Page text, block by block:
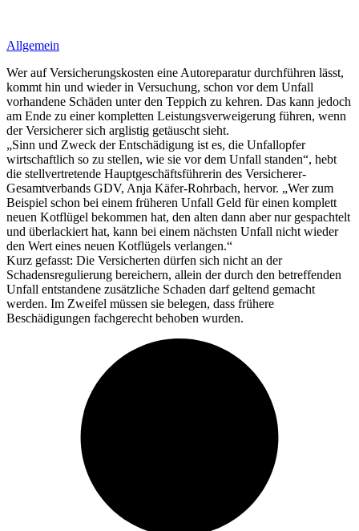
Allgemein
Wer auf Versicherungskosten eine Autoreparatur durchführen lässt,
kommt hin und wieder in Versuchung, schon vor dem Unfall
vorhandene Schäden unter den Teppich zu kehren. Das kann jedoch
am Ende zu einer kompletten Leistungsverweigerung führen, wenn
der Versicherer sich arglistig getäuscht sieht.
„Sinn und Zweck der Entschädigung ist es, die Unfallopfer
wirtschaftlich so zu stellen, wie sie vor dem Unfall standen“, hebt
die stellvertretende Hauptgeschäftsführerin des Versicherer-
Gesamtverbands GDV, Anja Käfer-Rohrbach, hervor. „Wer zum
Beispiel schon bei einem früheren Unfall Geld für einen komplett
neuen Kotflügel bekommen hat, den alten dann aber nur gespachtelt
und überlackiert hat, kann bei einem nächsten Unfall nicht wieder
den Wert eines neuen Kotflügels verlangen.“
Kurz gefasst: Die Versicherten dürfen sich nicht an der
Schadensregulierung bereichern, allein der durch den betreffenden
Unfall entstandene zusätzliche Schaden darf geltend gemacht
werden. Im Zweifel müssen sie belegen, dass frühere
Beschädigungen fachgerecht behoben wurden.